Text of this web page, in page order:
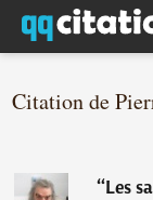
Citation de
“Les